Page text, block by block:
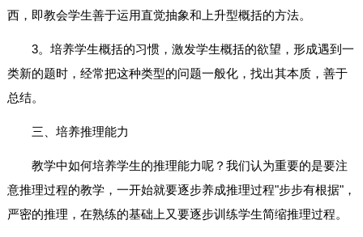
西，即教会学生善于运用直觉抽象和上升型概括的方法。
3。培养学生概括的习惯，激发学生概括的欲望，形成遇到一
类新的题时，经常把这种类型的问题一般化，找出其本质，善于
总结。
三、培养推理能力
教学中如何培养学生的推理能力呢？我们认为重要的是要注
意推理过程的教学，一开始就要逐步养成推理过程"步步有根据"，
严密的推理，在熟练的基础上又要逐步训练学生简缩推理过程。